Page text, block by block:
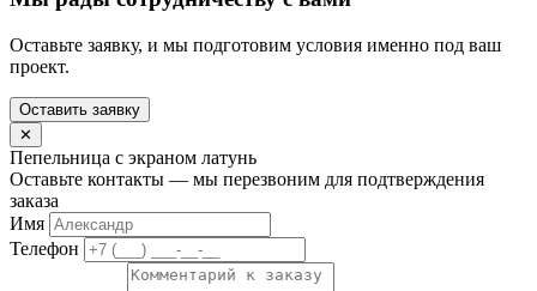
Оставьте заявку, и мы подготовим условия именно под ваш
проект.
Оставить заявку
✕
Пепельница с экраном латунь
Оставьте контакты — мы перезвоним для подтверждения
заказа
Имя
Телефон